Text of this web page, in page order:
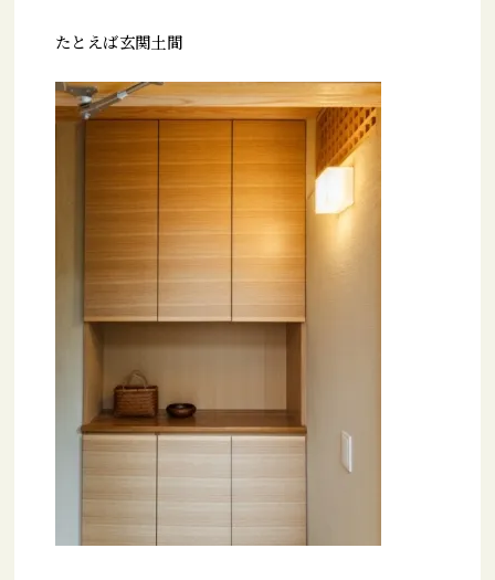
たとえば玄関土間